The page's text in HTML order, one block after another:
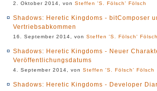
2. Oktober 2014, von Steffen 'S. Fölsch' Fölsch
Shadows: Heretic Kingdoms - bitComposer
Vertriebsabkommen
16. September 2014, von Steffen 'S. Fölsch' Fölsch
Shadows: Heretic Kingdoms - Neuer
Veröffentlichungsdatums
4. September 2014, von Steffen 'S. Fölsch' Fölsch
Shadows: Heretic Kingdoms - Developer